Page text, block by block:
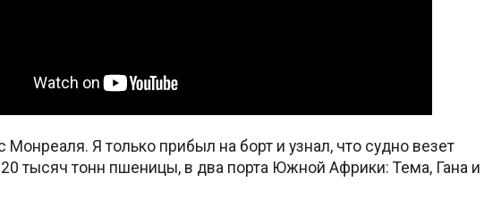
Монреаля. Я только прибыл на борт и узнал, что судно везет
20 тысяч тонн пшеницы, в два порта Южной Африки: Тема, Гана и